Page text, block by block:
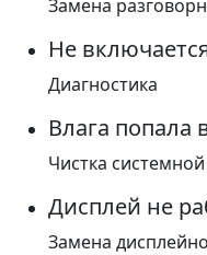
Замена
Не
Диагностика
Влага попала
Чистка
Дисплей не
Замена